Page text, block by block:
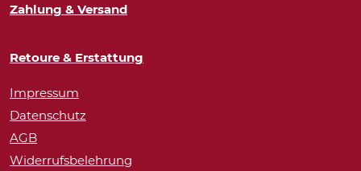
Zahlung & Versand
Retoure & Erstattung
Impressum
Datenschutz
AGB
Widerrufsbelehrung